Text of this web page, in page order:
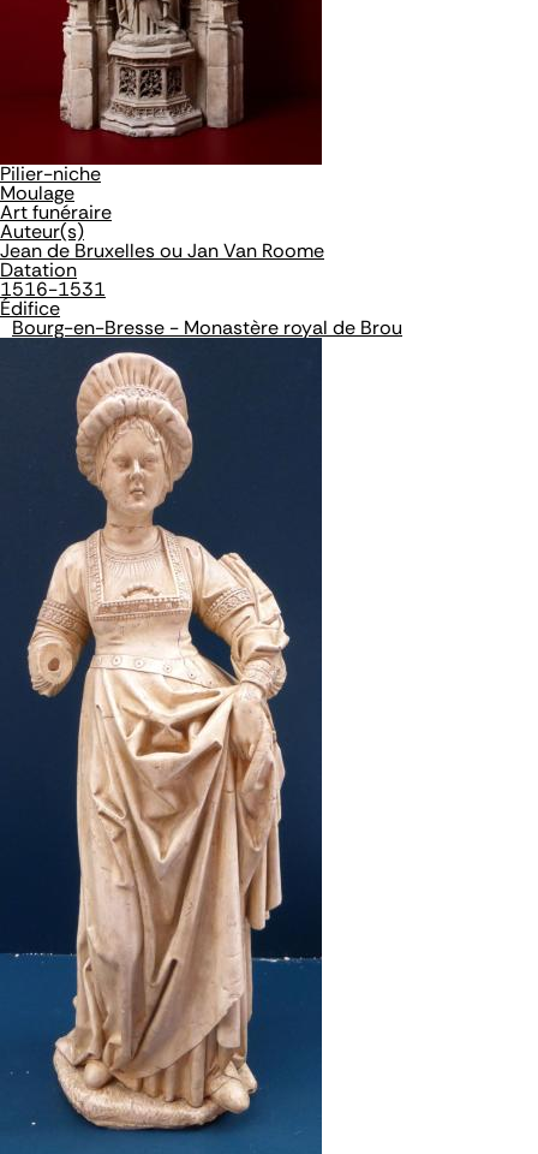
Pilier-niche
Moulage
Art funéraire
Auteur(s)
Jean de Bruxelles ou Jan Van Roome
Datation
1516-1531
Édifice
Bourg-en-Bresse - Monastère royal de Brou